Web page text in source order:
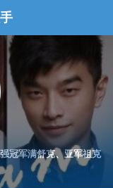
冠军满舒克、亚军祖克